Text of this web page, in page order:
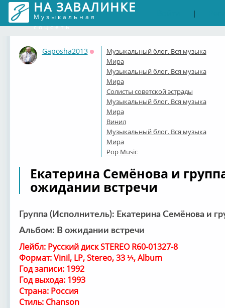
НА ЗАВАЛИНКЕ
Музыкальная
соцсеть
|
Gaposha2013
Оффлайн
Музыкальный блог. Вся музыка
Мира
Музыкальный блог. Вся музыка
Мира
Солисты советской эстрады
Музыкальный блог. Вся музыка
Мира
Винил
Музыкальный блог. Вся музыка
Мира
Pop Music
Екатерина Семёнова и
ожидании встречи
Группа (Исполнитель): Екатерина Семёнова и
Альбом: В ожидании встречи
Лейбл: Русский диск STEREO R60-01327-8
Формат: Vinil, LP, Stereo, 33 ⅓, Album
Год записи: 1992
Год выхода: 1993
Страна: Россия
Стиль: Chanson